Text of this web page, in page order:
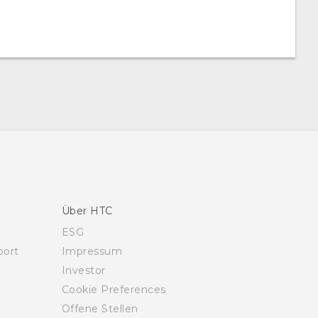
Über HTC
ESG
Impressum
Investor
Cookie Preferences
Offene Stellen